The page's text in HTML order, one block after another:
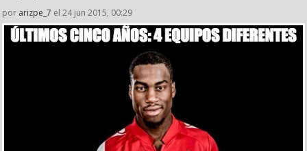
por arizpe_7 el 24 jun 2015, 00:29